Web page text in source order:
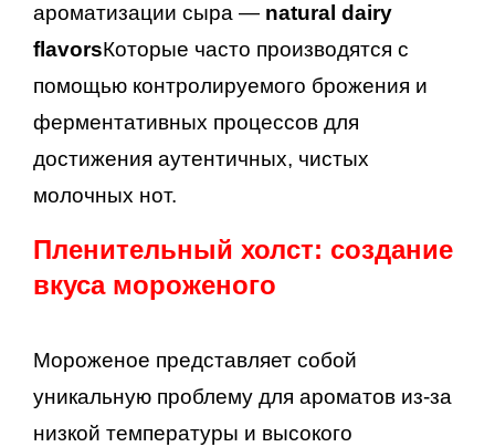
ароматизации сыра — natural dairy
flavorsКоторые часто производятся с
помощью контролируемого брожения и
ферментативных процессов для
достижения аутентичных, чистых
молочных нот.
Пленительный холст: создание
вкуса мороженого
Мороженое представляет собой
уникальную проблему для ароматов из-за
низкой температуры и высокого